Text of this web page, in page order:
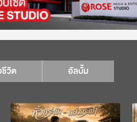
วิต อัลบั้ม